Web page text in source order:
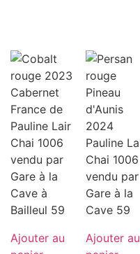
Ajouter au
Ajouter au